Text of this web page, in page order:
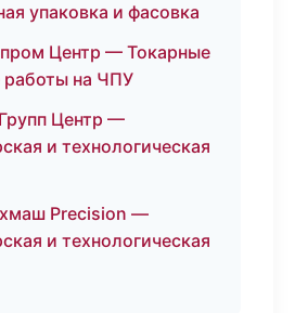
упаковка и фасовка
Центр — Токарные
работы на ЧПУ
Центр —
и технологическая
Precision —
и технологическая